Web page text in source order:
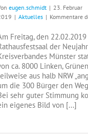
eugen.schmidt | 23. Februar
| Aktuelles | Kommentare
Freitag, den
der
Münster
ca. 8000 Linken,
aus halb NRW
die 300 Bürger den
sehr guter Stimmung
eigenes Bild von [...]